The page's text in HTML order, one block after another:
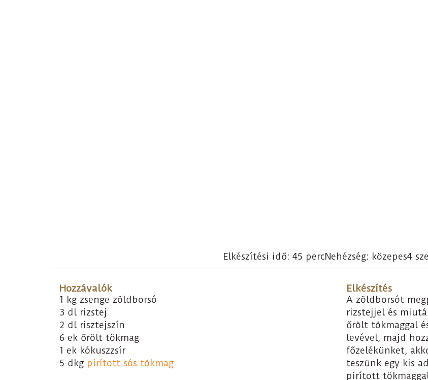
Elkészítési idő: 45 percNehézség: közepes4
Hozzávalók
1 kg zsenge zöldborsó
3 dl rizstej
2 dl risztejszín
6 ek őrölt tökmag
1 ek kókuszzsír
5 dkg pirított sós tökmag
Elkészítés
A zöldborsót
rizstejjel és
őrölt tökmaggal
levével, majd
főzelékünket,
teszünk egy kis
pirított